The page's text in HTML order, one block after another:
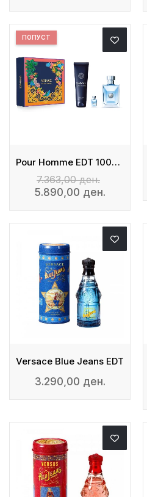
Pour Homme EDT 100ml + Mini 5ml + Shower Gel
ПОПУСТ
7.363,00 ден.
5.890,00 ден.
Versace Blue Jeans EDT
3.290,00 ден.